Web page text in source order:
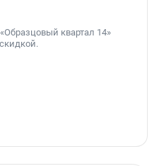
квартал 14»